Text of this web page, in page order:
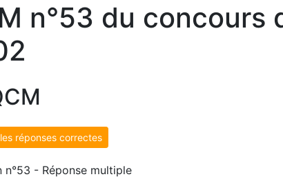
n°53 du
réponses correctes
n°53 - Réponse multiple